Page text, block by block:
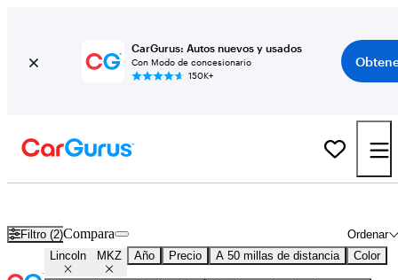
CarGurus: Autos nuevos y usados
Con Modo de concesionario
150K+
Filtro (2) Ordenar
Compara
Lincoln MKZ Año Precio A 50 millas de distancia Color